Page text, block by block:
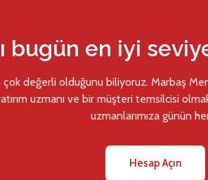
bugün en iyi
değerli olduğunu biliyoruz. Marbaş
uzmanı ve bir müşteri temsilcisi
uzmanlarımıza günün
Hesap Açın